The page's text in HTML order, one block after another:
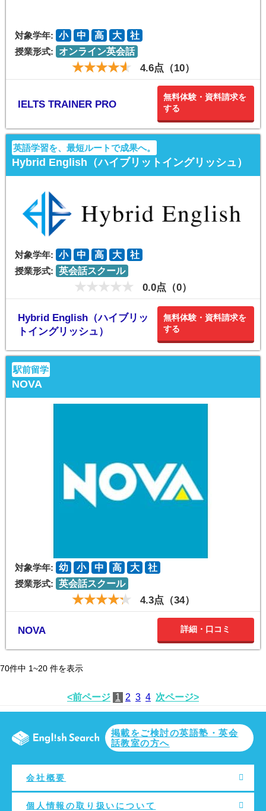
対象学年: 小 中 高 大
社
授業形式:
オンライン英会話
4.6点（10）
IELTS TRAINER PRO
無料体験・資料請求を
する
英語学習を、最短ルートで成果へ。
Hybrid English（ハイブリットイングリッシュ）
対象学年: 小 中 高 大
社
授業形式: 英会話スクール
0.0点（0）
Hybrid English（ハイブリッ
トイングリッシュ）
無料体験・資料請求を
する
駅前留学
NOVA
対象学年: 幼 小 中 高 大
社
授業形式: 英会話スクール
4.3点（34）
NOVA 詳細・口コミ
70件中 1~20 件を表示
<前ページ 1 2 3 4 次ページ>
掲載をご検討の英語塾・英会
話教室の方へ
会社概要
個人情報の取り扱いについて